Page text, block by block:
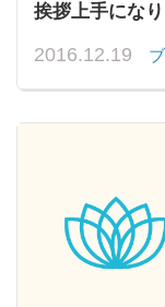
挨拶上手にな
2016.12.19